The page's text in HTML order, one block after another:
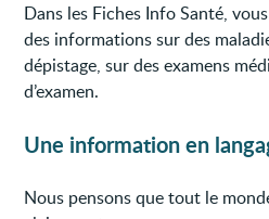
Dans les Fiches Info Santé,
des informations sur des
dépistage, sur des examens
d’examen.
Une information en
Nous pensons que tout le